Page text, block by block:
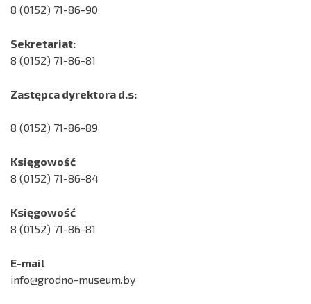
8 (0152) 71-86-90
Sekretariat:
8 (0152) 71-86-81
Zastępca dyrektora d.s:
8 (0152) 71-86-89
Księgowość
8 (0152) 71-86-84
Księgowość
8 (0152) 71-86-81
E-mail
info@grodno-museum.by